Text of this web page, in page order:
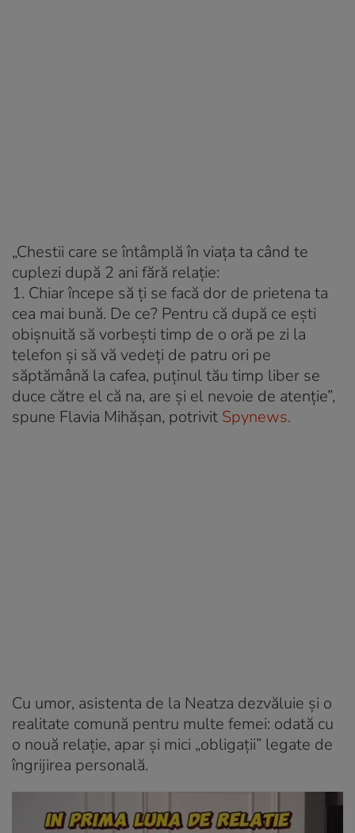
„Chestii care se întâmplă în viața ta când te
cuplezi după 2 ani fără relație:
1. Chiar începe să ți se facă dor de prietena ta
cea mai bună. De ce? Pentru că după ce ești
obișnuită să vorbești timp de o oră pe zi la
telefon și să vă vedeți de patru ori pe
săptămână la cafea, puținul tău timp liber se
duce către el că na, are și el nevoie de atenție”,
spune Flavia Mihășan, potrivit Spynews.
Cu umor, asistenta de la Neatza dezvăluie și o
realitate comună pentru multe femei: odată cu
o nouă relație, apar și mici „obligații” legate de
îngrijirea personală.